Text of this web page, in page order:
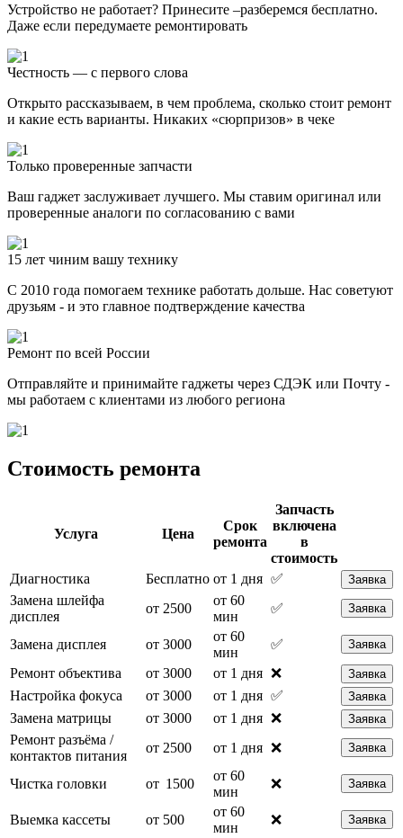
Устройство не работает? Принесите –разберемся бесплатно.
Даже если передумаете ремонтировать
Честность — с первого слова
Открыто рассказываем, в чем проблема, сколько стоит ремонт
и какие есть варианты. Никаких «сюрпризов» в чеке
Только проверенные запчасти
Ваш гаджет заслуживает лучшего. Мы ставим оригинал или
проверенные аналоги по согласованию с вами
15 лет чиним вашу технику
С 2010 года помогаем технике работать дольше. Нас советуют
друзьям - и это главное подтверждение качества
Ремонт по всей России
Отправляйте и принимайте гаджеты через СДЭК или Почту -
мы работаем с клиентами из любого региона
Стоимость ремонта
Услуга Цена
Срок
ремонта
Запчасть
включена
в
стоимость
Диагностика
Бесплатно от 1 дня ✅ Заявка
Замена шлейфа
дисплея
от 2500
от 60
мин
✅ Заявка
Замена дисплея от 3000
от 60
мин
✅ Заявка
Ремонт объектива от 3000 от 1 дня ❌ Заявка
Настройка фокуса от 3000 от 1 дня ✅ Заявка
Замена матрицы от 3000 от 1 дня ❌ Заявка
Ремонт разъёма /
контактов питания
от 2500 от 1 дня ❌ Заявка
Чистка головки от 1500
от 60
мин
❌ Заявка
Выемка кассеты от 500
от 60
мин
❌ Заявка